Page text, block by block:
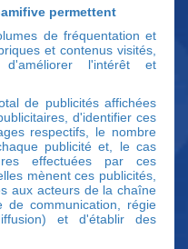
permettent
de fréquentation et
et contenus visités,
d'améliorer l'intérêt et
de publicités affichées
d'identifier ces
respectifs, le nombre
publicité et, le cas
effectuées par ces
mènent ces publicités,
aux acteurs de la chaîne
de communication, régie
et d'établir des